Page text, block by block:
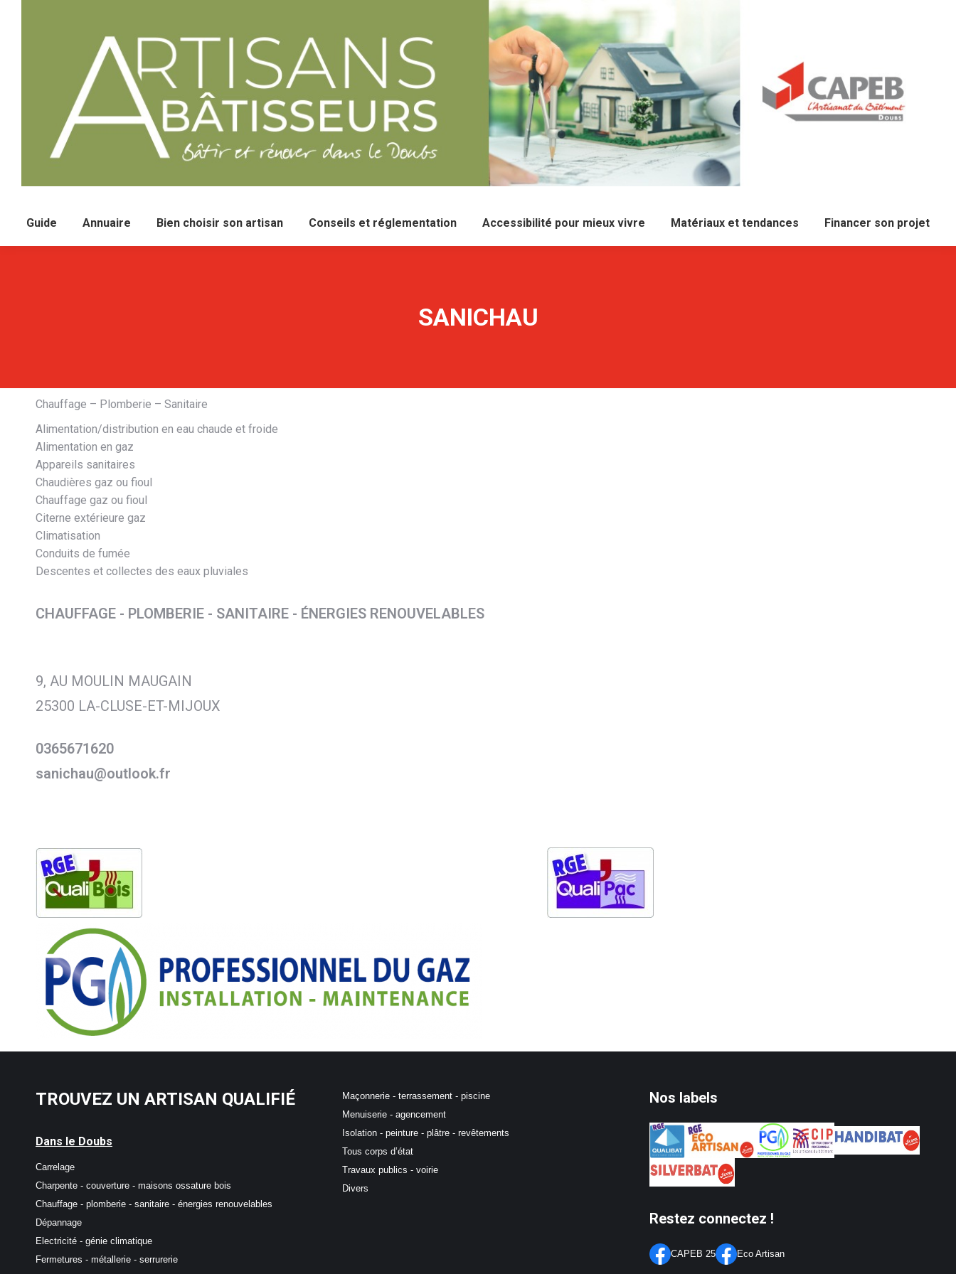
Guide Annuaire Bien choisir son artisan Conseils et réglementation Accessibilité pour mieux vivre Matériaux et tendances Financer son projet
SANICHAU
Chauffage – Plomberie – Sanitaire
Alimentation/distribution en eau chaude et froide
Alimentation en gaz
Appareils sanitaires
Chaudières gaz ou fioul
Chauffage gaz ou fioul
Citerne extérieure gaz
Climatisation
Conduits de fumée
Descentes et collectes des eaux pluviales
CHAUFFAGE - PLOMBERIE - SANITAIRE - ÉNERGIES RENOUVELABLES
9, AU MOULIN MAUGAIN
25300 LA-CLUSE-ET-MIJOUX
0365671620
sanichau@outlook.fr
TROUVEZ UN ARTISAN QUALIFIÉ
Dans le Doubs
Carrelage
Charpente - couverture - maisons ossature bois
Chauffage - plomberie - sanitaire - énergies renouvelables
Dépannage
Electricité - génie climatique
Fermetures - métallerie - serrurerie
Maçonnerie - terrassement - piscine
Menuiserie - agencement
Isolation - peinture - plâtre - revêtements
Tous corps d’état
Travaux publics - voirie
Divers
Nos labels
Restez connectez !
CAPEB 25 Eco Artisan